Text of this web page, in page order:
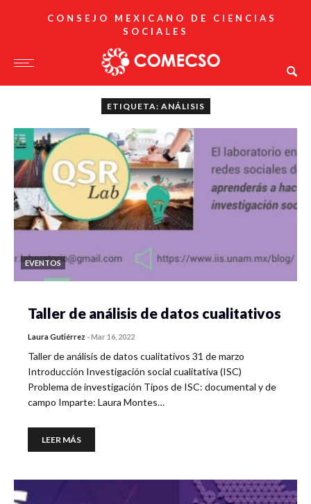
CONSEJO MEXICANO DE CIENCIAS
SOCIALES
ETIQUETA: ANÁLISIS
EVENTOS
Taller de análisis de datos cualitativos
Laura Gutiérrez -Mar 16, 2022
Taller de análisis de datos cualitativos 31 de marzo
Introducción Investigación social cualitativa (ISC)
Problema de investigación Tipos de ISC: documental y de
campo Imparte: Laura Montes…
LEER MÁS